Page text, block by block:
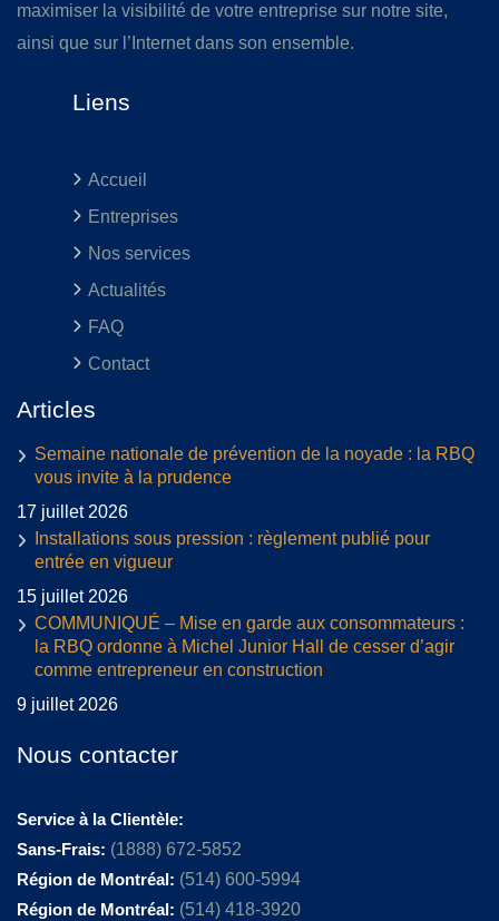
maximiser la visibilité de votre entreprise sur notre site,
ainsi que sur l’Internet dans son ensemble.
Liens
Accueil
Entreprises
Nos services
Actualités
FAQ
Contact
Articles
Semaine nationale de prévention de la noyade : la RBQ
vous invite à la prudence
17 juillet 2026
Installations sous pression : règlement publié pour
entrée en vigueur
15 juillet 2026
COMMUNIQUÉ – Mise en garde aux consommateurs :
la RBQ ordonne à Michel Junior Hall de cesser d’agir
comme entrepreneur en construction
9 juillet 2026
Nous contacter
Service à la Clientèle:
Sans-Frais: (1888) 672-5852
Région de Montréal: (514) 600-5994
Région de Montréal: (514) 418-3920